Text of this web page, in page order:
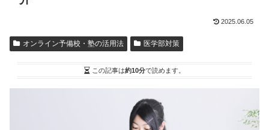
2025.06.05
オンライン予備校・塾の活用法 医学部対策
この記事は約10分で読めます。